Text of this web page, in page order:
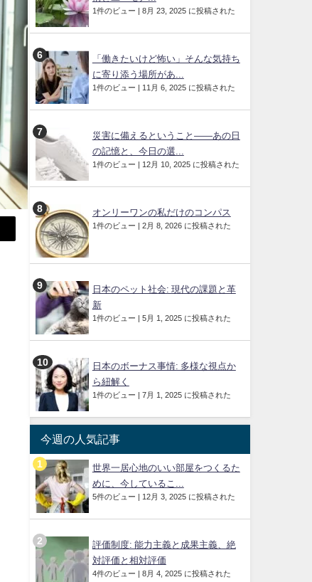
1件のビュー | 8月 23, 2025 に投稿された
「働きたいけど怖い」そんな気持ち
に寄り添う場所があ...
1件のビュー | 11月 6, 2025 に投稿された
災害に備えるということ——あの日
の記憶と、今日の選...
1件のビュー | 12月 10, 2025 に投稿された
オンリーワンの私だけのコンパス
1件のビュー | 2月 8, 2026 に投稿された
日本のペット社会: 現代の課題と革
新
1件のビュー | 5月 1, 2025 に投稿された
日本のボーナス事情: 多様な視点か
ら紐解く
1件のビュー | 7月 1, 2025 に投稿された
今週の人気記事
世界一居心地のいい部屋をつくるた
めに、今しているこ...
5件のビュー | 12月 3, 2025 に投稿された
評価制度: 能力主義と成果主義、絶
対評価と相対評価
4件のビュー | 8月 4, 2025 に投稿された